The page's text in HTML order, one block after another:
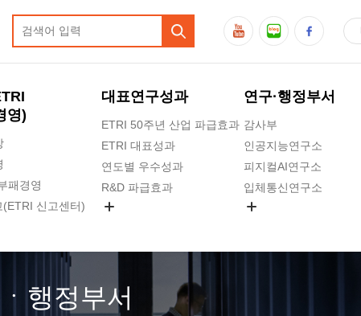
영)
패경영
(ETRI 신고센터)
현황
대표연구성과
ETRI 50주년 산업 파급효과
ETRI 대표성과
연도별 우수성과
R&D 파급효과
연구·행정부서
감사부
인공지능연구소
피지컬AI연구소
입체통신연구소
행정부서